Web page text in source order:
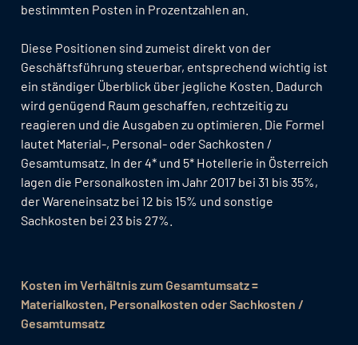
bestimmten Posten in Prozentzahlen an.
Diese Positionen sind zumeist direkt von der
Geschäftsführung steuerbar, entsprechend wichtig ist
ein ständiger Überblick über jegliche Kosten. Dadurch
wird genügend Raum geschaffen, rechtzeitig zu
reagieren und die Ausgaben zu optimieren. Die Formel
lautet Material-, Personal- oder Sachkosten /
Gesamtumsatz. In der 4* und 5* Hotellerie in Österreich
lagen die Personalkosten im Jahr 2017 bei 31 bis 35%,
der Wareneinsatz bei 12 bis 15% und sonstige
Sachkosten bei 23 bis 27%.
Kosten im Verhältnis zum Gesamtumsatz =
Materialkosten, Personalkosten oder Sachkosten /
Gesamtumsatz